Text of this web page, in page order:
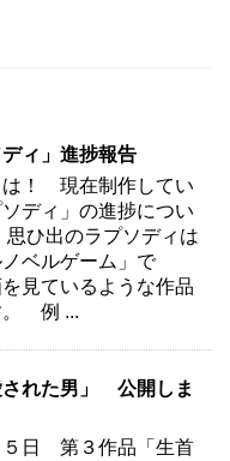
ディ」進捗報告
！ 現在制作してい
ディ」の進捗につい
ひ出のラプソディは
ノベルゲーム」で
見ているような作品
。 例 ...
された男」 公開しま
５日 第３作品「生首